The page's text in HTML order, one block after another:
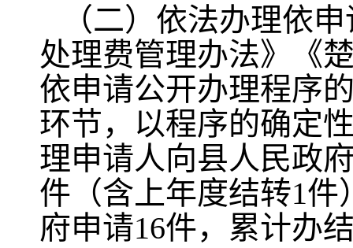
（二）依法办理依
处理费管理办法》《
依申请公开办理程序
环节，以程序的确定
理申请人向县人民政
件（含上年度结转1
府申请16件，累计办